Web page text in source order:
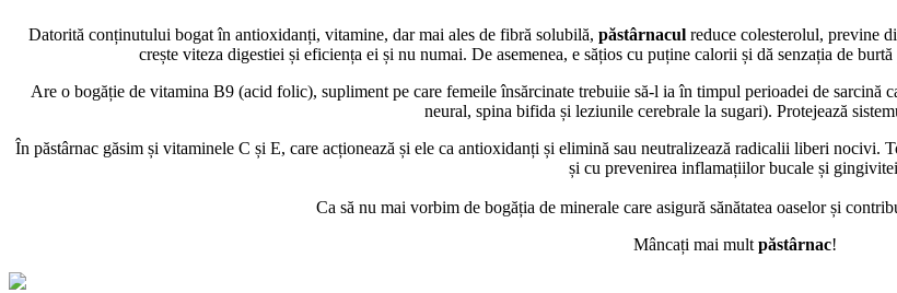
Datorită conținutului bogat în antioxidanți, vitamine, dar mai ales de fibră solubilă, păstârnaculreduce colesterolul, previne
crește viteza digestiei și eficiența ei și nu numai. De asemenea, e sățios cu puține calorii și dă senzația de
Are o bogăție de vitamina B9 (acid folic), supliment pe care femeile însărcinate trebuiie să-l ia în timpul perioadei de sarcină
neural, spina bifida și leziunile cerebrale la sugari). Protejează
În păstârnac găsim și vitaminele C și E, care acționează și ele ca antioxidanți și elimină sau neutralizează radicalii liberi nocivi.
și cu prevenirea inflamațiilor bucale și
Ca să nu mai vorbim de bogăția de minerale care asigură sănătatea oaselor și
Mâncați mai mult păstârnac!